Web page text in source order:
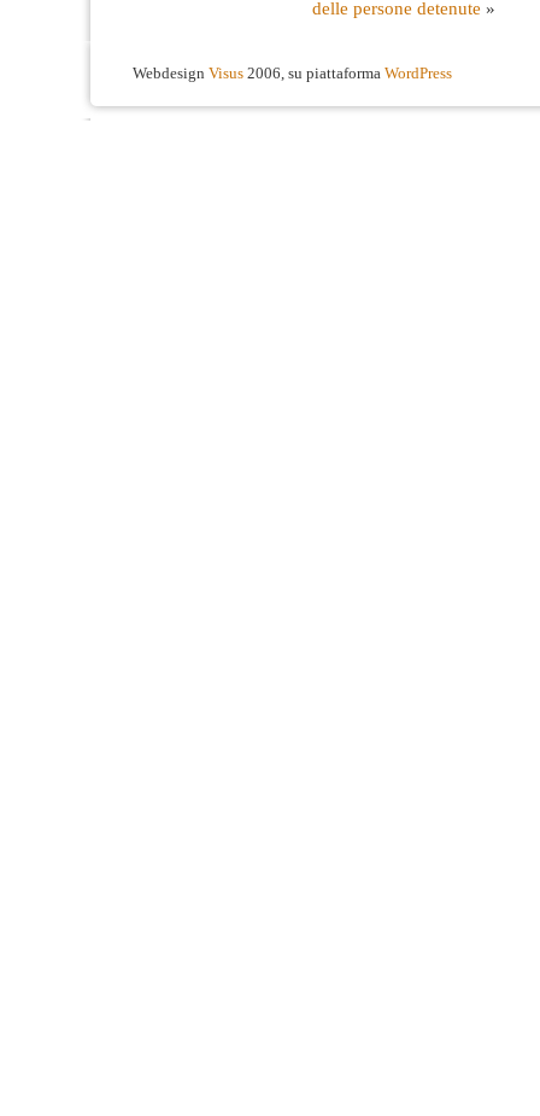
delle persone detenute »
Webdesign Visus 2006, su piattaforma WordPress